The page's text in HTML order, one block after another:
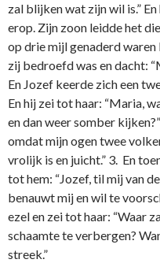
zal blijken wat zijn wil is.”
erop. Zijn zoon leidde het
op drie mijl genaderd
zij bedroefd was en dacht:
En Jozef keerde zich een
En hij zei tot haar: “Maria,
en dan weer somber
omdat mijn ogen twee
vrolijk is en juicht.” 3. En
tot hem: “Jozef, til mij van
benauwt mij en wil te
ezel en zei tot haar: “Waar
schaamte te verbergen?
streek.”